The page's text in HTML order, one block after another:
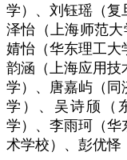
学）、刘钰瑶（复
泽怡（上海师范
婧怡（华东理工大
韵涵（上海应用技
学）、唐嘉屿（同
学）、吴诗颀（
学）、李雨珂（华
术学校）、彭优怿